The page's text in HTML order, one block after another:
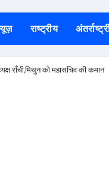
पारंपरिक गीतों और
पति पर लगाया जिम्मेदार होने
राष्ट्रीय
राँची,मिथुन को महासचिव की कमान